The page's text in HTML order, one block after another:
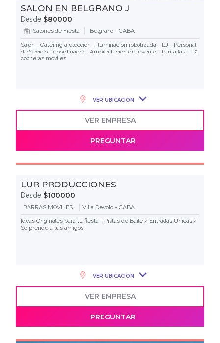
SALON EN BELGRANO J
Desde $80000
Salones de Fiesta
Belgrano - CABA
Salón - Catering a elección - Iluminación robotizada - DJ - Personal
de Sevicio - Coordinador - Ambientación del evento - Pantallas - - 2
cocheras móviles
VER UBICACIÓN
VER EMPRESA
PREGUNTAR
LUR PRODUCCIONES
Desde $100000
BARRAS MOVILES
Villa Devoto - CABA
Ideas Originales para tu fiesta - Pistas de Baile / Entradas Unicas /
Sorprende a tus amigos
VER UBICACIÓN
VER EMPRESA
PREGUNTAR